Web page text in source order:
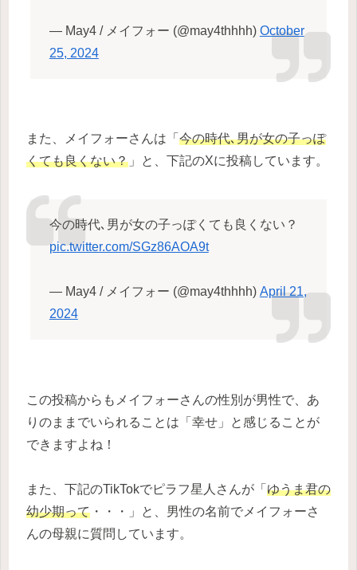
— May4 / メイフォー (@may4thhhh) October
25, 2024
また、メイフォーさんは「 今の時代､男が女の子っぽ
くても良くない？ 」と、下記のXに投稿しています。
今の時代､男が女の子っぽくても良くない？
pic.twitter.com/SGz86AOA9t
— May4 / メイフォー (@may4thhhh) April 21,
2024
この投稿からもメイフォーさんの性別が男性で、あ
りのままでいられることは「幸せ」と感じることが
できますよね！
また、下記のTikTokでピラフ星人さんが「 ゆうま君の
幼少期って ・・・」と、男性の名前でメイフォーさ
んの母親に質問しています。